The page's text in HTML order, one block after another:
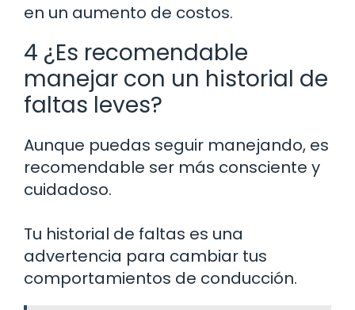
en un aumento de costos.
4 ¿Es recomendable
manejar con un historial de
faltas leves?
Aunque puedas seguir manejando, es
recomendable ser más consciente y
cuidadoso.
Tu historial de faltas es una
advertencia para cambiar tus
comportamientos de conducción.